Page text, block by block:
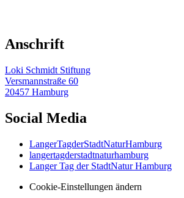
Anschrift
Loki Schmidt Stiftung
Versmannstraße 60
20457 Hamburg
Social Media
LangerTagderStadtNaturHamburg
langertagderstadtnaturhamburg
Langer Tag der StadtNatur Hamburg
Cookie-Einstellungen ändern